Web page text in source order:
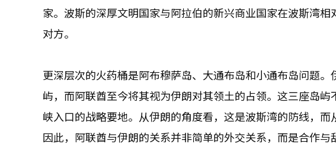
家。波斯的深厚文明国家与阿拉伯的新兴商业国家在波斯湾
对方。
更深层次的火药桶是阿布穆萨岛、大通布岛和小通布岛问题
屿，而阿联酋至今将其视为伊朗对其领土的占领。这三座岛
峡入口的战略要地。从伊朗的角度看，这是波斯湾的防线，而
因此，阿联酋与伊朗的关系并非简单的外交关系，而是合作